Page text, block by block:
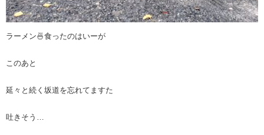
ラーメン🍜食ったのはいーが
このあと
延々と続く坂道を忘れてますた
吐きそう…